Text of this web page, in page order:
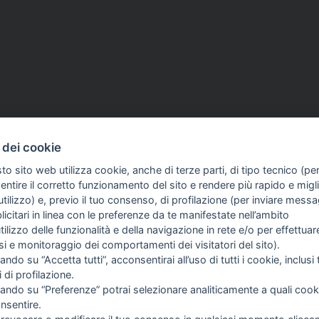
ed aventi la seguente natura: dispositivi medici e dispositivi medico – diagnostici in
e quant’altro) non hanno carattere né natura di pubblicità. Tutti i contenuti
in fase di preacquisto i prodotti venduti da RAM Apparecchi Medicali srl attraverso
SULL'AZIENDA
SIAMO
GUIDA AGLI ACQUISTI
PROCEDURA DI ACQUISTO
DIRITTO DI RECESSO
dei cookie
sito web utilizza cookie, anche di terze parti, di tipo tecnico (per
il corretto funzionamento del sito e rendere più rapido e
e, previo il tuo consenso, di profilazione (per inviare
in linea con le preferenze da te manifestate nell’ambito
delle funzionalità e della navigazione in rete e/o per
e monitoraggio dei comportamenti dei visitatori del sito).
su “Accetta tutti”, acconsentirai all’uso di tutti i cookie, inclusi
di profilazione.
su “Preferenze” potrai selezionare analiticamente a quali